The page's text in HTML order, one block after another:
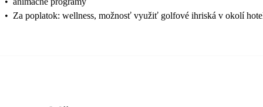
• Za poplatok: wellness, možnosť využiť golfové ihriská v okolí